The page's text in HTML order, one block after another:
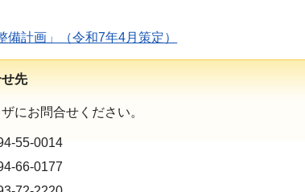
備計画」（令和7年4月策定）
先
にお問合せください。
55-0014
66-0177